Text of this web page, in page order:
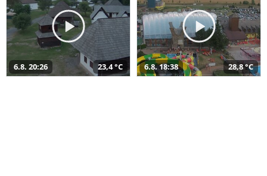
6.8. 20:26 23,4 °C 6.8. 18:38 28,8 °C